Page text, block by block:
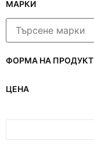
МАРКИ
ФОРМА НА ПРОДУКТ
ЦЕНА